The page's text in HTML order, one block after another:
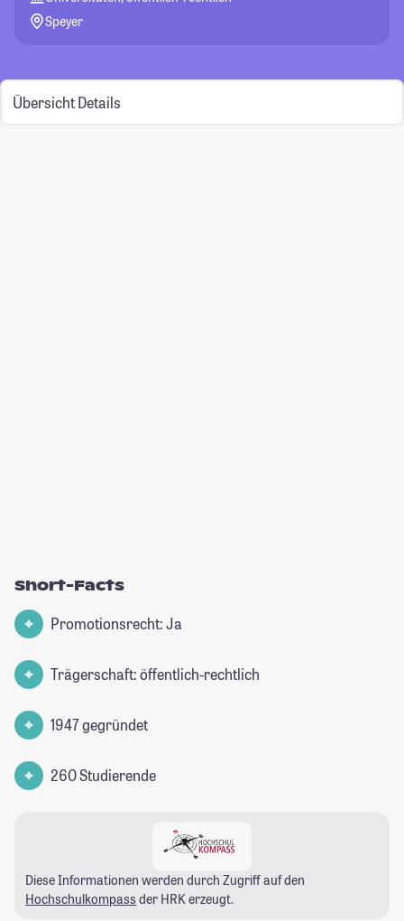
Speyer
Übersicht Details
Short-Facts
Promotionsrecht: Ja
Trägerschaft: öffentlich-rechtlich
1947 gegründet
260 Studierende
Diese Informationen werden durch Zugriff auf den
Hochschulkompass der HRK erzeugt.